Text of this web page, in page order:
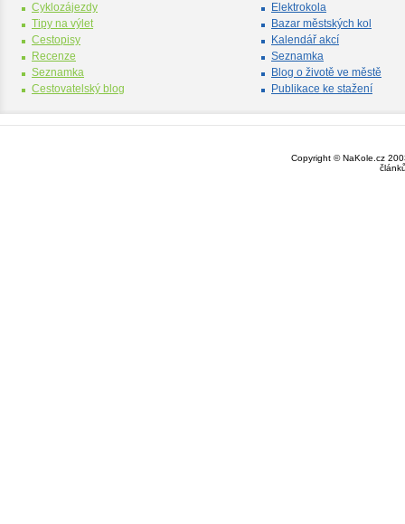
Cyklozájezdy
Tipy na výlet
Cestopisy
Recenze
Seznamka
Cestovatelský blog
Elektrokola
Bazar městských kol
Kalendář akcí
Seznamka
Blog o životě ve městě
Publikace ke stažení
Copyright © NaKole.cz